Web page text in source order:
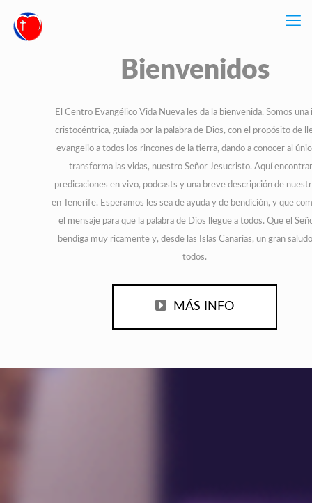
Bienvenidos
El Centro Evangélico Vida Nueva les da la bienvenida. Somos una
cristocéntrica, guiada por la palabra de Dios, con el propósito de
evangelio a todos los rincones de la tierra, dando a conocer al
transforma las vidas, nuestro Señor Jesucristo. Aquí
predicaciones en vivo, podcasts y una breve descripción de
en Tenerife. Esperamos les sea de ayuda y de bendición, y que
el mensaje para que la palabra de Dios llegue a todos. Que el
bendiga muy ricamente y, desde las Islas Canarias, un gran
todos.
MÁS INFO